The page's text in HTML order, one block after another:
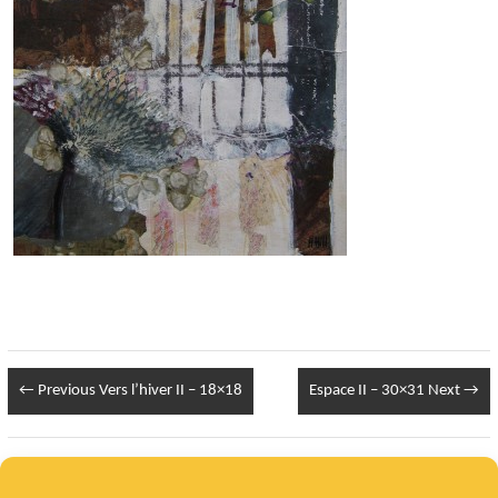
← PreviousVers l’hiver II – 18×18 Espace II – 30×31 Next →